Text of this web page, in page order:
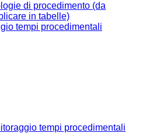
di procedimento (da
in tabelle)
tempi procedimentali
tempi procedimentali